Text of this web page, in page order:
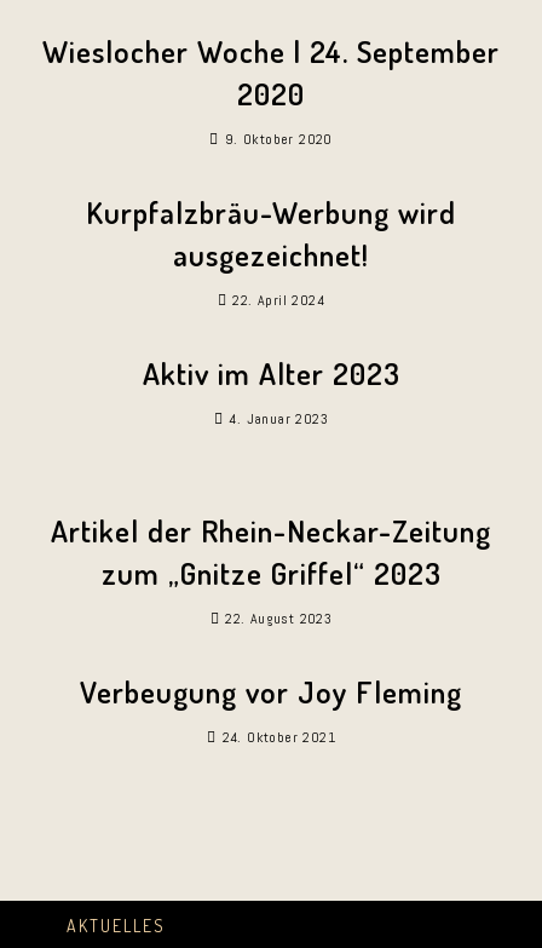
Wieslocher Woche | 24. September
2020
9. Oktober 2020
Kurpfalzbräu-Werbung wird
ausgezeichnet!
22. April 2024
Aktiv im Alter 2023
4. Januar 2023
Artikel der Rhein-Neckar-Zeitung
zum „Gnitze Griffel“ 2023
22. August 2023
Verbeugung vor Joy Fleming
24. Oktober 2021
AKTUELLES